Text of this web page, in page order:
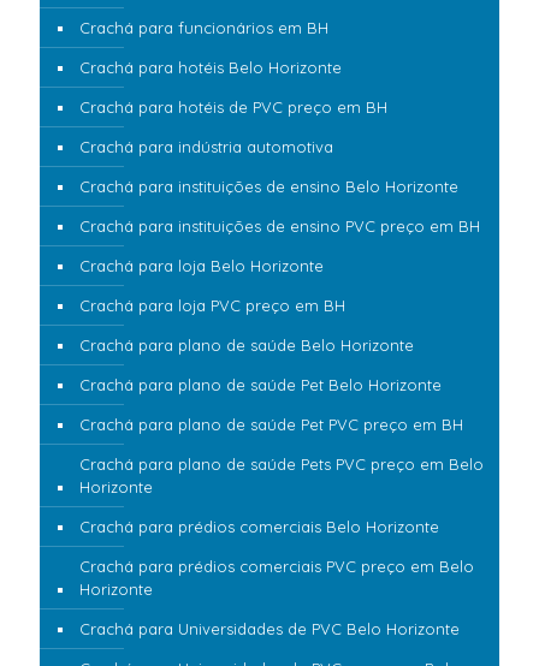
Crachá para funcionários em BH
Crachá para hotéis Belo Horizonte
Crachá para hotéis de PVC preço em BH
Crachá para indústria automotiva
Crachá para instituições de ensino Belo Horizonte
Crachá para instituições de ensino PVC preço em BH
Crachá para loja Belo Horizonte
Crachá para loja PVC preço em BH
Crachá para plano de saúde Belo Horizonte
Crachá para plano de saúde Pet Belo Horizonte
Crachá para plano de saúde Pet PVC preço em BH
Crachá para plano de saúde Pets PVC preço em Belo
Horizonte
Crachá para prédios comerciais Belo Horizonte
Crachá para prédios comerciais PVC preço em Belo
Horizonte
Crachá para Universidades de PVC Belo Horizonte